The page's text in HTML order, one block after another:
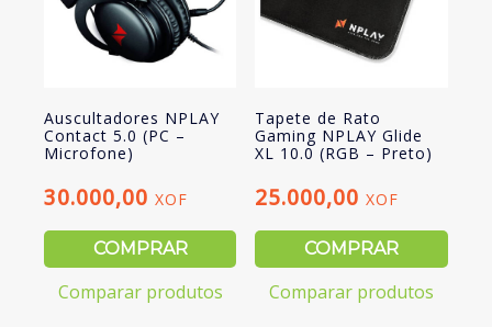
Auscultadores NPLAY
Contact 5.0 (PC –
Microfone)
30.000,00 XOF
COMPRAR
Comparar produtos
Tapete de Rato
Gaming NPLAY Glide
XL 10.0 (RGB – Preto)
25.000,00XOF
COMPRAR
Comparar produtos